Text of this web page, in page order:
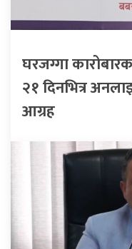
घरजग्गा
२१ दिनभित्र
आग्रह